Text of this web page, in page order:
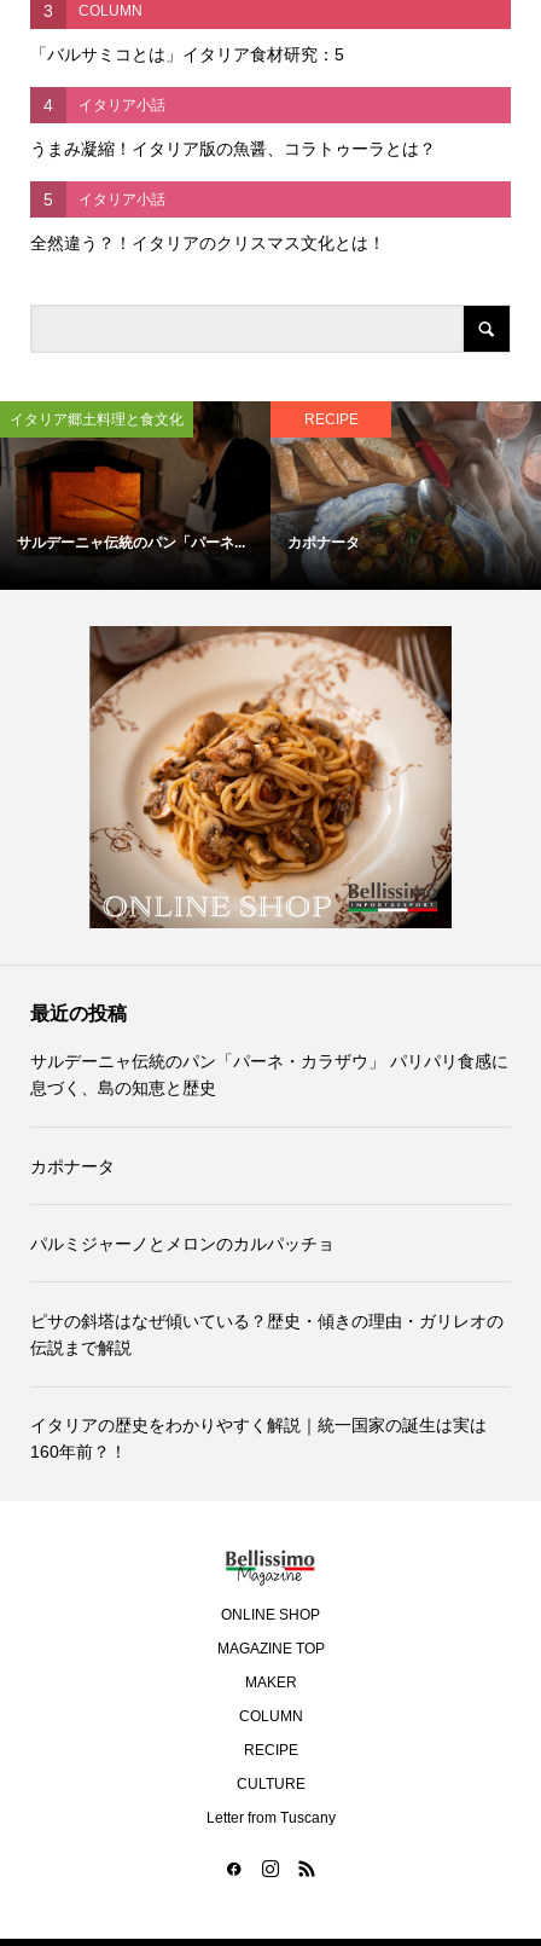
3 COLUMN
「バルサミコとは」イタリア食材研究：5
4 イタリア小話
うまみ凝縮！イタリア版の魚醤、コラトゥーラとは？
5 イタリア小話
全然違う？！イタリアのクリスマス文化とは！
イタリア郷土料理と食文化
サルデーニャ伝統のパン「パーネ...
RECIPE
カポナータ
最近の投稿
サルデーニャ伝統のパン「パーネ・カラザウ」 パリパリ食感に
息づく、島の知恵と歴史
カポナータ
パルミジャーノとメロンのカルパッチョ
ピサの斜塔はなぜ傾いている？歴史・傾きの理由・ガリレオの
伝説まで解説
イタリアの歴史をわかりやすく解説｜統一国家の誕生は実は
160年前？！
ONLINE SHOP
MAGAZINE TOP
MAKER
COLUMN
RECIPE
CULTURE
Letter from Tuscany